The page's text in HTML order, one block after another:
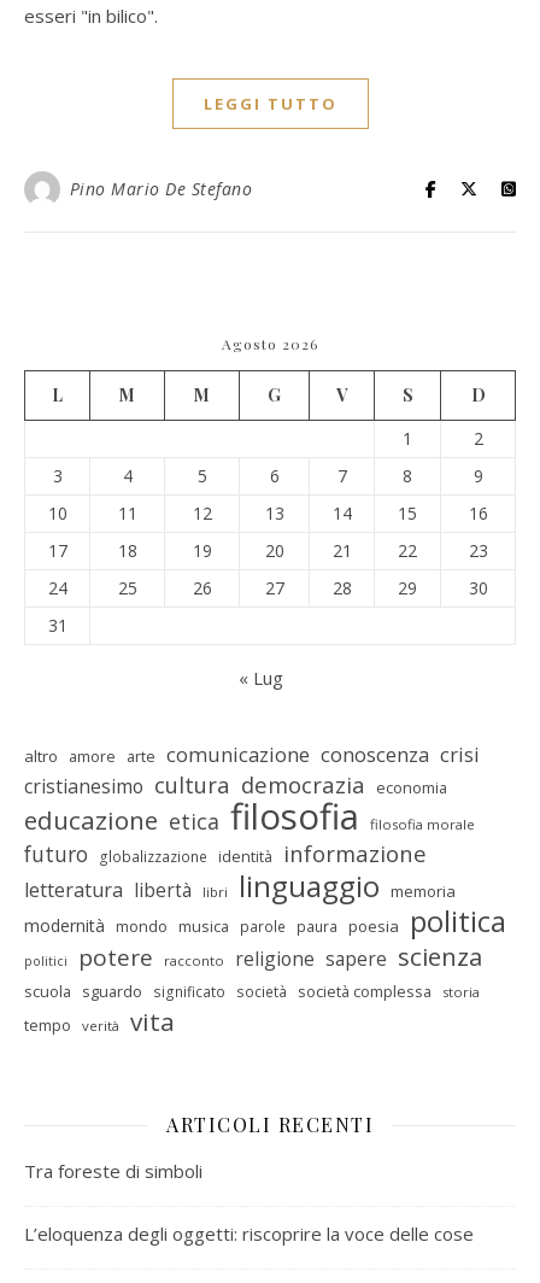
esseri "in bilico".
LEGGI TUTTO
Pino Mario De Stefano
Agosto 2026
L M M G V S
D
1
2
3
4 5 6 7 8
9
10
11 12 13 14 15
16
17
18 19 20 21 22
23
24
25 26 27 28 29
30
31
« Lug
altro amore arte comunicazione conoscenza crisi
cristianesimo cultura democrazia economia
educazione etica filosofia filosofia morale
futuro globalizzazione identità informazione
letteratura libertà libri linguaggio memoria
modernità mondo musica parole paura poesia politica
politici potere racconto religione sapere scienza
scuola sguardo significato società società complessa storia
tempo verità vita
ARTICOLI RECENTI
Tra foreste di simboli
L’eloquenza degli oggetti: riscoprire la voce delle cose